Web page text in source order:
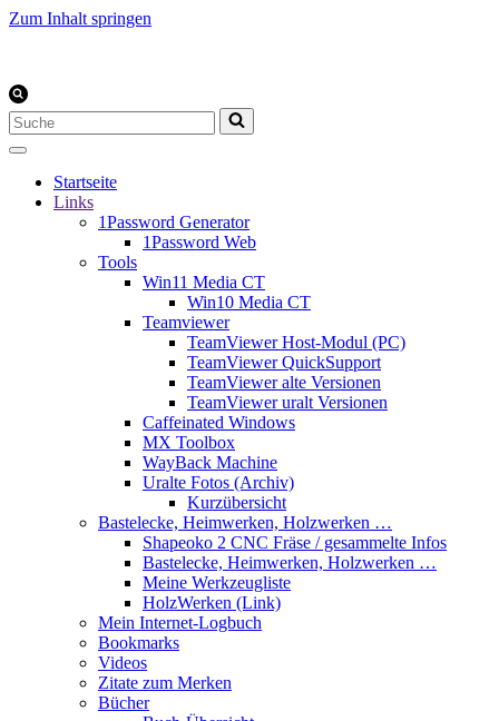
Zum Inhalt springen
Suchen
nach …
Startseite
Links
1Password Generator
1Password Web
Tools
Win11 Media CT
Win10 Media CT
Teamviewer
TeamViewer Host-Modul (PC)
TeamViewer QuickSupport
TeamViewer alte Versionen
TeamViewer uralt Versionen
Caffeinated Windows
MX Toolbox
WayBack Machine
Uralte Fotos (Archiv)
Kurzübersicht
Bastelecke, Heimwerken, Holzwerken …
Shapeoko 2 CNC Fräse / gesammelte Infos
Bastelecke, Heimwerken, Holzwerken …
Meine Werkzeugliste
HolzWerken (Link)
Mein Internet-Logbuch
Bookmarks
Videos
Zitate zum Merken
Bücher